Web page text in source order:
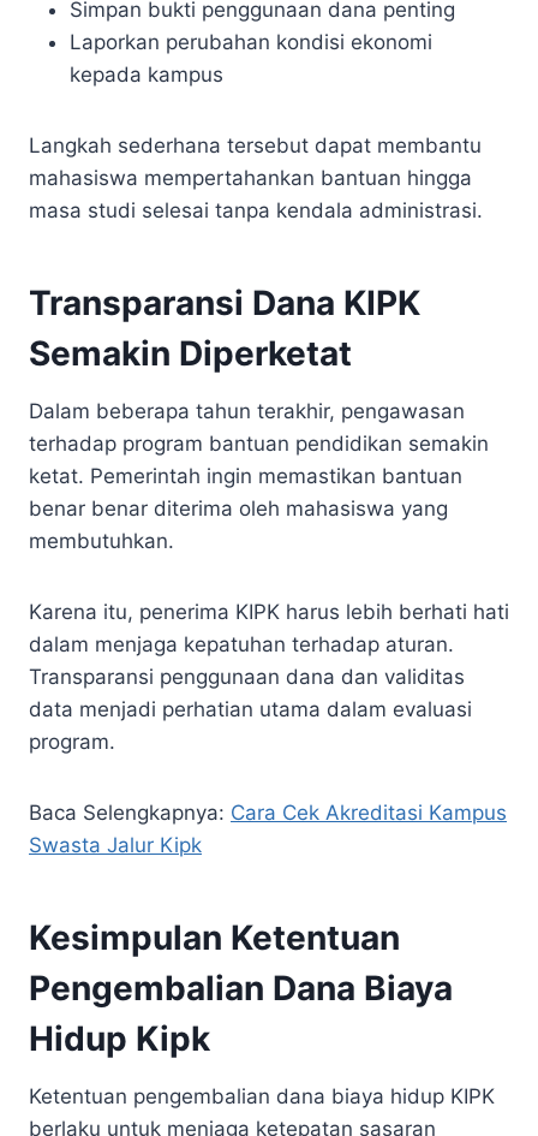
Simpan bukti penggunaan dana penting
Laporkan perubahan kondisi ekonomi
kepada kampus
Langkah sederhana tersebut dapat membantu
mahasiswa mempertahankan bantuan hingga
masa studi selesai tanpa kendala administrasi.
Transparansi Dana KIPK
Semakin Diperketat
Dalam beberapa tahun terakhir, pengawasan
terhadap program bantuan pendidikan semakin
ketat. Pemerintah ingin memastikan bantuan
benar benar diterima oleh mahasiswa yang
membutuhkan.
Karena itu, penerima KIPK harus lebih berhati hati
dalam menjaga kepatuhan terhadap aturan.
Transparansi penggunaan dana dan validitas
data menjadi perhatian utama dalam evaluasi
program.
Baca Selengkapnya: Cara Cek Akreditasi Kampus
Swasta Jalur Kipk
Kesimpulan Ketentuan
Pengembalian Dana Biaya
Hidup Kipk
Ketentuan pengembalian dana biaya hidup KIPK
berlaku untuk menjaga ketepatan sasaran